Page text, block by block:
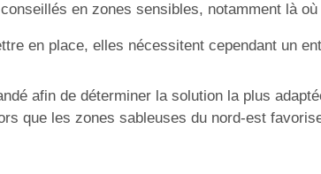
en zones sensibles, notamment là
en place, elles nécessitent cependant un
afin de déterminer la solution la plus
que les zones sableuses du nord-est